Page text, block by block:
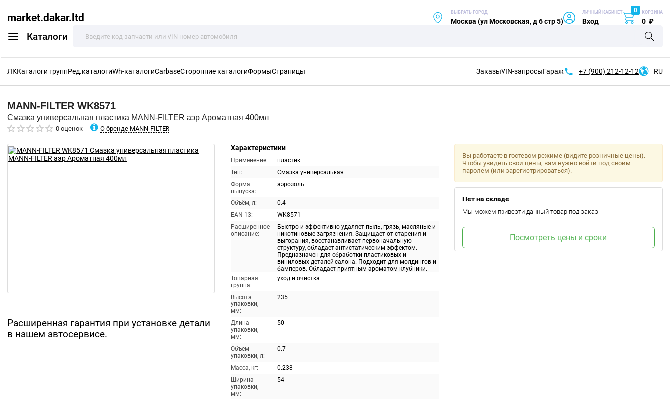
market.dakar.ltd
Каталоги
ВЫБРАТЬ ГОРОД
Москва (ул Московская, д 6 стр 5)
ЛИЧНЫЙ КАБИНЕТ
Вход
0 КОРЗИНА
0 ₽
ЛККаталоги группРед.каталогиWh-каталогиCarbaseСторонние каталогиФормыСтраницы ЗаказыVIN-запросыГараж +7 (900) 212-12-12 RU
MANN-FILTER WK8571
Смазка универсальная пластика MANN-FILTER аэр Ароматная 400мл
0 оценок О бренде MANN-FILTER
Расширенная гарантия при установке детали
в нашем автосервисе.
Характеристики
Применение:
пластик
Тип:
Смазка универсальная
Форма
выпуска:
аэрозоль
Объём, л:
0.4
EAN-13:
WK8571
Расширенное
описание:
Быстро и эффективно удаляет пыль, грязь, масляные и
никотиновые загрязнения. Защищает от старения и
выгорания, восстанавливает первоначальную
структуру, обладает антистатическим эффектом.
Предназначен для обработки пластиковых и
виниловых деталей салона. Подходит для молдингов и
бамперов. Обладает приятным ароматом клубники.
Товарная
группа:
уход и очистка
Высота
упаковки,
мм:
235
Длина
упаковки,
мм:
50
Объем
упаковки, л:
0.7
Масса, кг:
0.238
Ширина
упаковки,
мм:
54
Вы работаете в гостевом режиме (видите розничные цены).
Чтобы увидеть свои цены, вам нужно войти под своим
паролем (или зарегистрироваться).
Нет на складе
Мы можем привезти данный товар под заказ.
Посмотреть цены и сроки